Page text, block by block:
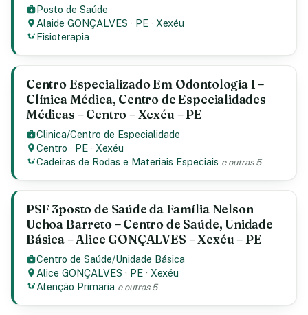
Posto de Saúde
Alaide GONÇALVES · PE · Xexéu
Fisioterapia
Centro Especializado Em Odontologia I –
Clínica Médica, Centro de Especialidades
Médicas – Centro – Xexéu – PE
Clinica/Centro de Especialidade
Centro · PE · Xexéu
Cadeiras de Rodas e Materiais Especiais e outras 5
PSF 3posto de Saúde da Família Nelson
Uchoa Barreto – Centro de Saúde, Unidade
Básica – Alice GONÇALVES – Xexéu – PE
Centro de Saúde/Unidade Básica
Alice GONÇALVES · PE · Xexéu
Atenção Primaria e outras 5